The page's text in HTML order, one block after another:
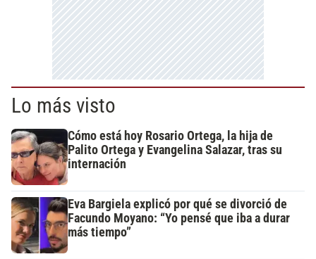
Lo más visto
Cómo está hoy Rosario Ortega, la hija de
Palito Ortega y Evangelina Salazar, tras su
internación
Eva Bargiela explicó por qué se divorció de
Facundo Moyano: “Yo pensé que iba a durar
más tiempo”